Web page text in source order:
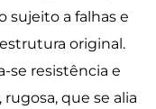
sujeito a falhas e
original.
se resistência e
que se alia